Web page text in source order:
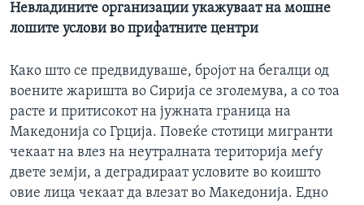
Невладините организации укажуваат на мошне
лошите услови во прифатните центри
Како што се предвидуваше, бројот на бегалци од
воените жаришта во Сирија се зголемува, а со тоа
расте и притисокот на јужната граница на
Македонија со Грција. Повеќе стотици мигранти
чекаат на влез на неутралната територија меѓу
двете земји, а деградираат условите во коишто
овие лица чекаат да влезат во Македонија. Едно